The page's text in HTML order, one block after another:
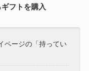
フトを購入
ページの「持ってい